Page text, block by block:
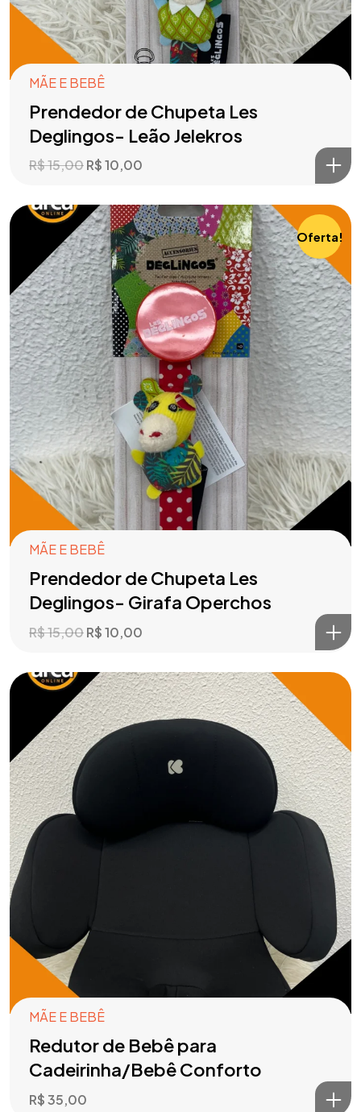
MÃE E BEBÊ
Prendedor de Chupeta Les
Deglingos- Leão Jelekros
R$15,00R$10,00
Oferta!
MÃE E BEBÊ
Prendedor de Chupeta Les
Deglingos- Girafa Operchos
R$15,00R$10,00
MÃE E BEBÊ
Redutor de Bebê para
Cadeirinha/Bebê Conforto
R$35,00